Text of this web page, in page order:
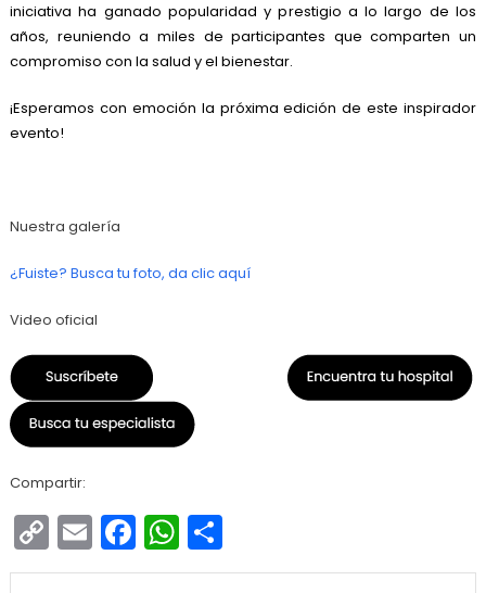
iniciativa ha ganado popularidad y prestigio a lo largo de los
años, reuniendo a miles de participantes que comparten un
compromiso con la salud y el bienestar.
¡Esperamos con emoción la próxima edición de este inspirador
evento!
Nuestra galería
¿Fuiste? Busca tu foto, da clic aquí
Video oficial
Compartir:
Copy
Link
EmailFacebook
WhatsApp
Compartir